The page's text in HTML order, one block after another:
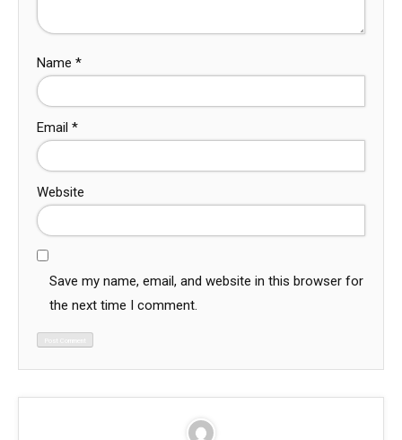
Name *
Email *
Website
Save my name, email, and website in this browser for
the next time I comment.